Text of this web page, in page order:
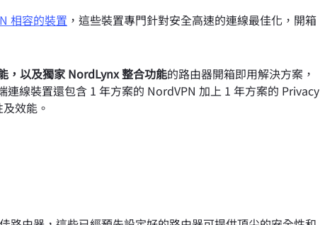
相容的裝置 ，這些裝置專門針對安全高速的連線最佳化，開箱
，以及獨家 NordLynx 整合功能的路由器開箱即用解決方案，
連線裝置還包含 1 年方案的 NordVPN 加上 1 年方案的 Privacy
效能。